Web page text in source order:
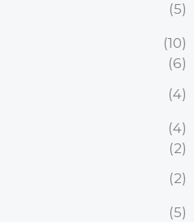
(5)
(10)
(6)
(4)
(4)
(2)
(2)
(5)